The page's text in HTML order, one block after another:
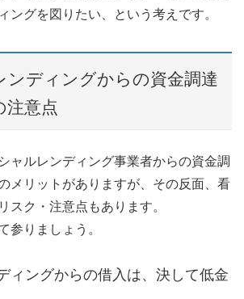
ングを図りたい、という考えです。
ンディングからの資金調達
注意点
ャルレンディング事業者からの資金調
メリットがありますが、その反面、看
スク・注意点もあります。
参りましょう。
ィングからの借入は、決して低金